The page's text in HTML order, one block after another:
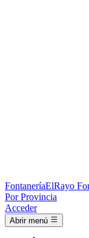
FontaneríaElRayo
Por Provincia
Acceder
Abrir menú